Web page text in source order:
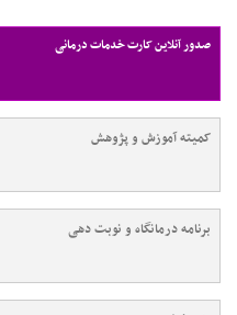
صدور آنلاین کارت خدمات درمانی
کمیته آموزش و پژوهش
برنامه درمانگاه و نوبت دهی